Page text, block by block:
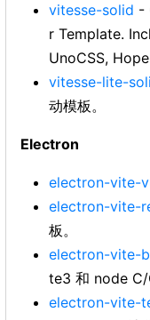
vitesse-solid -
r Template.
UnoCSS,
vitesse-lite-
动模板。
Electron
electron-vite-
electron-vite-
板。
electron-vite-
te3 和 node C/
electron-vite-